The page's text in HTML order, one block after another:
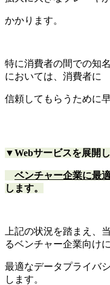
かかります。
特に消費者の間での知
においては、消費者に
信頼してもらうために
▼Webサービスを展開
ベンチャー企業に最
します。
上記の状況を踏まえ、
るベンチャー企業向けに
最適なデータプライバ
します。